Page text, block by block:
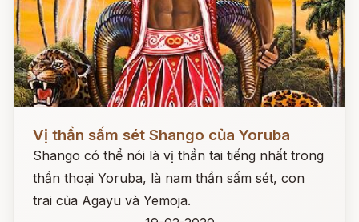
Đọc ngay
Vị thần sấm sét Shango của Yoruba
Shango có thể nói là vị thần tai tiếng nhất trong
thần thoại Yoruba, là nam thần sấm sét, con
trai của Agayu và Yemoja.